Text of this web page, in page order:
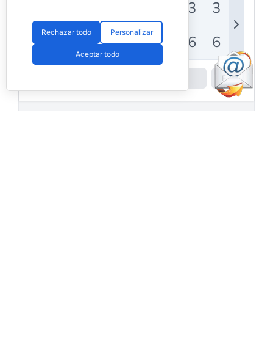
Rechazar todo Personalizar
Aceptar todo